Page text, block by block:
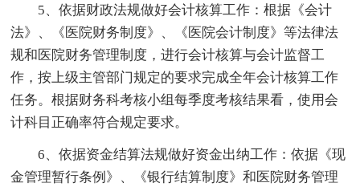
5、依据财政法规做好会计核算工作：根据《会计
法》、《医院财务制度》、《医院会计制度》等法律法
规和医院财务管理制度，进行会计核算与会计监督工
作，按上级主管部门规定的要求完成全年会计核算工作
任务。根据财务科考核小组每季度考核结果看，使用会
计科目正确率符合规定要求。
6、依据资金结算法规做好资金出纳工作：依据《现
金管理暂行条例》、《银行结算制度》和医院财务管理